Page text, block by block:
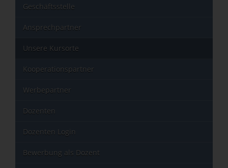
Geschäftsstelle
Ansprechpartner
Unsere Kursorte
Kooperationspartner
Werbepartner
Dozenten
Dozenten Login
Bewerbung als Dozent